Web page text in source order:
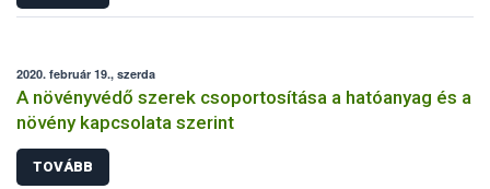
2020. február 19., szerda
A növényvédő szerek csoportosítása a hatóanyag és a
növény kapcsolata szerint
TOVÁBB